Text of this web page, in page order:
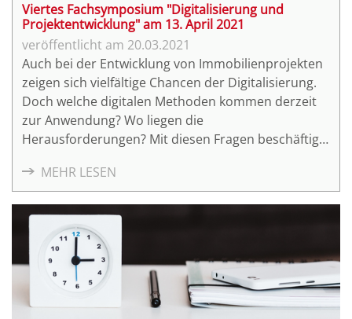
Viertes Fachsymposium "Digitalisierung und
Projektentwicklung" am 13. April 2021
20.03.2021
Auch bei der Entwicklung von Immobilienprojekten
zeigen sich vielfältige Chancen der Digitalisierung.
Doch welche digitalen Methoden kommen derzeit
zur Anwendung? Wo liegen die
Herausforderungen? Mit diesen Fragen beschäftigt
"Digitalisierung und Projektentwicklung" am
Dienstag, den 13. April 2021.
MEHR LESEN